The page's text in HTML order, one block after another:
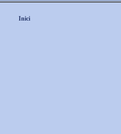
Inici